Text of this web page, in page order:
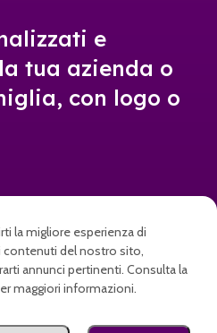
e
tua azienda o
con logo o
IVA: IT04645820269
la migliore esperienza di
contenuti del nostro sito,
annunci pertinenti. Consulta la
maggiori informazioni.